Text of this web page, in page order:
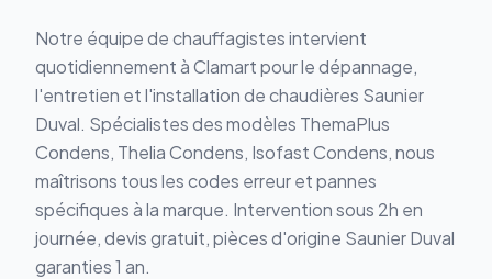
Notre équipe de chauffagistes intervient
quotidiennement àClamartpour le dépannage,
l'entretien et l'installation de chaudières Saunier
Duval. Spécialistes des modèles ThemaPlus
Condens, Thelia Condens, Isofast Condens, nous
maîtrisons tous les codes erreur et pannes
spécifiques à la marque. Intervention sous 2h en
journée, devis gratuit, pièces d'origine Saunier Duval
garanties 1 an.